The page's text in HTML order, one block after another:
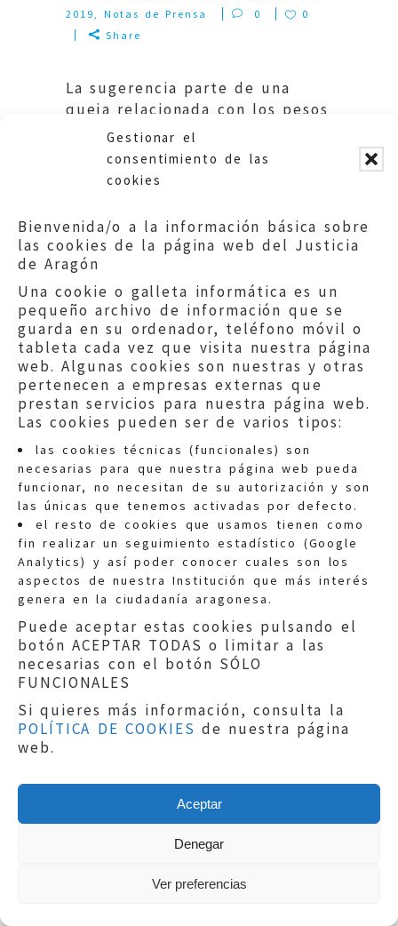
Gestionar el
consentimiento de las
cookies
Bienvenida/o a la información básica sobre
las cookies de la página web del Justicia
de Aragón
Una cookie o galleta informática es un
pequeño archivo de información que se
guarda en su ordenador, teléfono móvil o
tableta cada vez que visita nuestra página
web. Algunas cookies son nuestras y otras
pertenecen a empresas externas que
prestan servicios para nuestra página web.
Las cookies pueden ser de varios tipos:
las cookies técnicas (funcionales) son
necesarias para que nuestra página web pueda
funcionar, no necesitan de su autorización y son
las únicas que tenemos activadas por defecto.
el resto de cookies que usamos tienen como
fin realizar un seguimiento estadístico (Google
Analytics) y así poder conocer cuales son los
aspectos de nuestra Institución que más interés
genera en la ciudadanía aragonesa.
Puede aceptar estas cookies pulsando el
botón ACEPTAR TODAS o limitar a las
necesarias con el botón SÓLO
FUNCIONALES
Si quieres más información, consulta la
POLÍTICA DE COOKIES de nuestra página
web.
Aceptar
Denegar
Ver preferencias
2019,Notas de Prensa 0
0
Share
La sugerencia parte de una
queja relacionada con los pesos
establecidos por la Federación
Aragonesa de Automovilismo,
que se suma a una sugerencia
respecto a la Federación
Aragonesa de Taekwondo Esta
Institución recibió dos quejas
de padres de menores que
entendían que para la práctica
de las modalidades deportivas
de automovilismo y taekwondo
se les exigen determinados
pesos para determinar las
categorías que no se
corresponden con los
percentiles adecuados para su
edad. A juicio del ciudadano
que presentó la queja en la
primera modalidad “un niño con
un desarrollo normal poder
cumplir con los requisitos de
peso marcados desde la
F.A.D.A., en este punto algo
mucho más serio que las
posibles ventajas o
inconvenientes que pueda
tener en el transcurso de la
competición, es el mensaje que
se les está transmitiendo a los
mantener un peso por debajo
de recomendado para su edad y
desarrollo” A la vista de lo
complejo de la normativa, y en